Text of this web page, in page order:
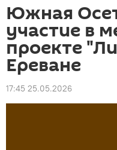
Южная
участие в
проекте
Ереване
17:45 25.05.2026